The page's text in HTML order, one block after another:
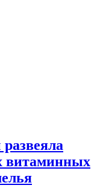
витаминных